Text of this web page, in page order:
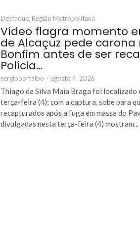
Destaque, Região Metropolitana
Vídeo flagra momento
de Alcaçuz pede carona
Bonfim antes de ser
Polícia…
sergioportalbo - agosto 4, 2026
Thiago da Silva Maia Braga foi localizado
terça-feira (4); com a captura, sobe para
recapturados após a fuga em massa do
divulgadas nesta terça-feira (4) mostram...